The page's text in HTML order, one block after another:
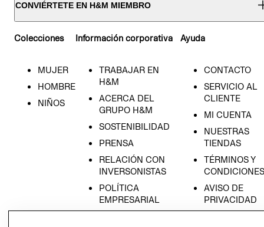
CONVIÉRTETE EN H&M MIEMBRO
Colecciones
MUJER
HOMBRE
NIÑOS
Información corporativa
TRABAJAR EN
H&M
ACERCA DEL
GRUPO H&M
SOSTENIBILIDAD
PRENSA
RELACIÓN CON
INVERSONISTAS
POLÍTICA
EMPRESARIAL
Ayuda
CONTACTO
SERVICIO AL
CLIENTE
MI CUENTA
NUESTRAS
TIENDAS
TÉRMINOS Y
CONDICIONES
AVISO DE
PRIVACIDAD